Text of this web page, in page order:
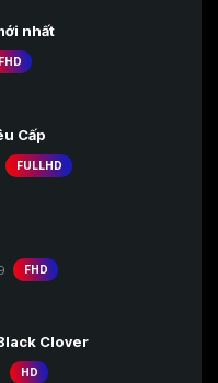
nhất
FHD
Cấp
FULLHD
FHD
Clover
HD